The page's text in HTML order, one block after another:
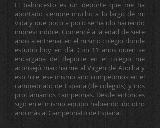
El baloncesto es un deporte que me ha
aportado siempre mucho a lo largo de mi
vida y que poco a poco se ha ido haciendo
imprescindible. Comencé a la edad de siete
años a entrenar en el mismo colegio donde
estudio hoy en día. Con 11 años quien se
encargaba del deporte en el colegio me
aconsejó marcharme al Virgen de Atocha y
eso hice, ese mismo año competimos en el
campeonato de España (de colegios) y nos
proclamamos campeonas. Desde entonces
sigo en el mismo equipo habiendo ido otro
año más al Campeonato de España.